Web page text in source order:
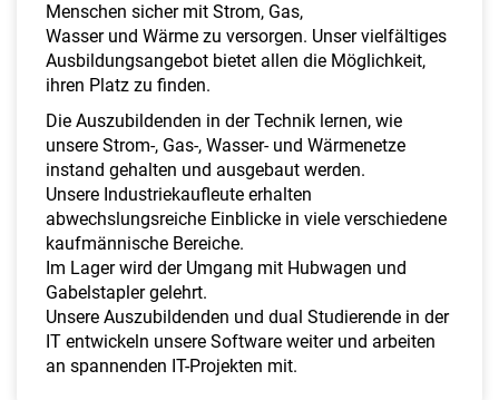
Menschen sicher mit Strom, Gas,
Wasser und Wärme zu versorgen. Unser vielfältiges
Ausbildungsangebot bietet allen die Möglichkeit,
ihren Platz zu finden.
Die Auszubildenden in der Technik lernen, wie
unsere Strom-, Gas-, Wasser- und Wärmenetze
instand gehalten und ausgebaut werden.
Unsere Industriekaufleute erhalten
abwechslungsreiche Einblicke in viele verschiedene
kaufmännische Bereiche.
Im Lager wird der Umgang mit Hubwagen und
Gabelstapler gelehrt.
Unsere Auszubildenden und dual Studierende in der
IT entwickeln unsere Software weiter und arbeiten
an spannenden IT-Projekten mit.